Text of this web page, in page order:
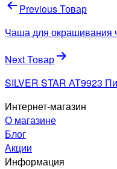
Навигация
по
записям
Previous Товар
Чаша для окрашивания
Next Товар
SILVER STAR АТ9923
Интернет-магазин
О магазине
Блог
Акции
Информация